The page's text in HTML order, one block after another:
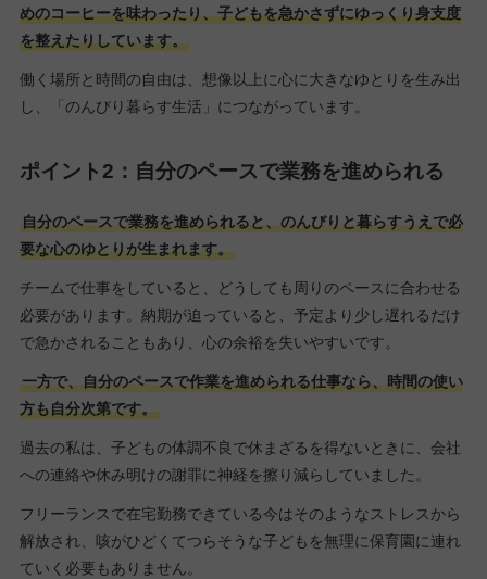
めのコーヒーを味わったり、子どもを急かさずにゆっくり身支度
を整えたりしています。
働く場所と時間の自由は、想像以上に心に大きなゆとりを生み出
し、「のんびり暮らす生活」につながっています。
ポイント2：自分のペースで業務を進められる
自分のペースで業務を進められると、のんびりと暮らすうえで必
要な心のゆとりが生まれます。
チームで仕事をしていると、どうしても周りのペースに合わせる
必要があります。納期が迫っていると、予定より少し遅れるだけ
で急かされることもあり、心の余裕を失いやすいです。
一方で、自分のペースで作業を進められる仕事なら、時間の使い
方も自分次第です。
過去の私は、子どもの体調不良で休まざるを得ないときに、会社
への連絡や休み明けの謝罪に神経を擦り減らしていました。
フリーランスで在宅勤務できている今はそのようなストレスから
解放され、咳がひどくてつらそうな子どもを無理に保育園に連れ
ていく必要もありません。